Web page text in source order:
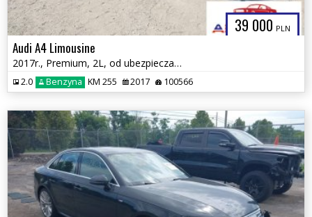
39 000 PLN
Audi A4 Limousine
2017r., Premium, 2L, od ubezpieczalni
2.0 Benzyna KM 255 2017 100566